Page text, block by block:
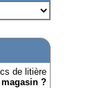
de litière
?